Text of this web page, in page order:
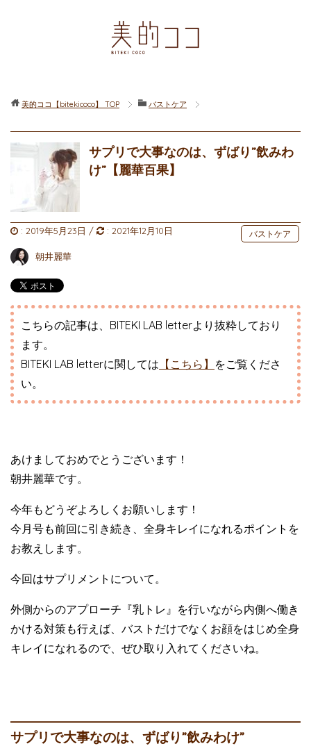
美的ココ【bitekicoco】 TOP バストケア
サプリで大事なのは、ずばり”飲みわ
け”【麗華百果】
: 2019年5月23日 / : 2021年12月10日 バストケア
朝井麗華
こちらの記事は、BITEKI LAB letterより抜粋しており
ます。
BITEKI LAB letterに関しては 【こちら】 をご覧くださ
い。
あけましておめでとうございます！
朝井麗華です。
今年もどうぞよろしくお願いします！
今月号も前回に引き続き、全身キレイになれるポイントを
お教えします。
今回はサプリメントについて。
外側からのアプローチ『乳トレ』を行いながら内側へ働き
かける対策も行えば、バストだけでなくお顔をはじめ全身
キレイになれるので、ぜひ取り入れてくださいね。
サプリで大事なのは、ずばり”飲みわけ”